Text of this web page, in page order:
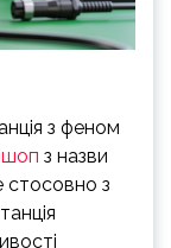
з феном
з назви
стосовно з